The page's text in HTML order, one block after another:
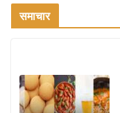
समाचार